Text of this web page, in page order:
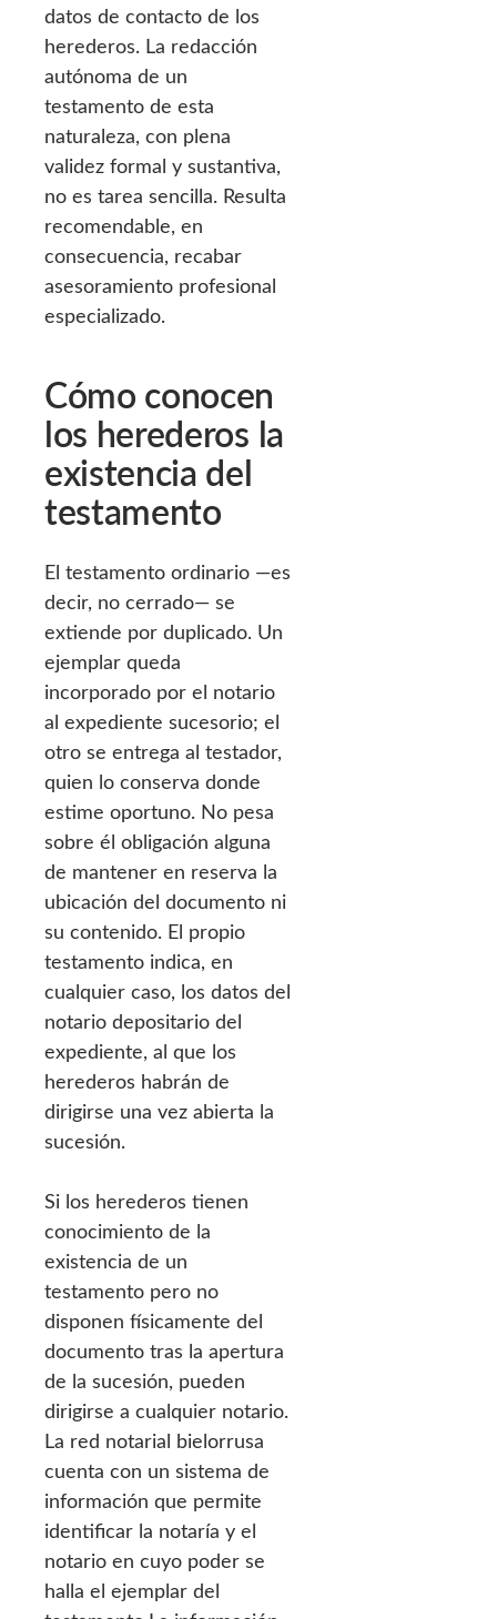
datos de contacto de los
herederos. La redacción
autónoma de un
testamento de esta
naturaleza, con plena
validez formal y sustantiva,
no es tarea sencilla. Resulta
recomendable, en
consecuencia, recabar
asesoramiento profesional
especializado.
Cómo conocen
los herederos la
existencia del
testamento
El testamento ordinario —es
decir, no cerrado— se
extiende por duplicado. Un
ejemplar queda
incorporado por el notario
al expediente sucesorio; el
otro se entrega al testador,
quien lo conserva donde
estime oportuno. No pesa
sobre él obligación alguna
de mantener en reserva la
ubicación del documento ni
su contenido. El propio
testamento indica, en
cualquier caso, los datos del
notario depositario del
expediente, al que los
herederos habrán de
dirigirse una vez abierta la
sucesión.
Si los herederos tienen
conocimiento de la
existencia de un
testamento pero no
disponen físicamente del
documento tras la apertura
de la sucesión, pueden
dirigirse a cualquier notario.
La red notarial bielorrusa
cuenta con un sistema de
información que permite
identificar la notaría y el
notario en cuyo poder se
halla el ejemplar del